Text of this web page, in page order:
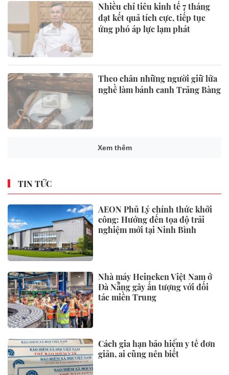
Nhiều chỉ tiêu kinh tế 7 tháng
đạt kết quả tích cực, tiếp tục
ứng phó áp lực lạm phát
Theo chân những người giữ lửa
nghề làm bánh canh Trảng Bàng
Xem thêm
TIN TỨC
AEON Phủ Lý chính thức khởi
công: Hướng đến tọa độ trải
nghiệm mới tại Ninh Bình
Nhà máy Heineken Việt Nam ở
Đà Nẵng gây ấn tượng với đối
tác miền Trung
Cách gia hạn bảo hiểm y tế đơn
giản, ai cũng nên biết